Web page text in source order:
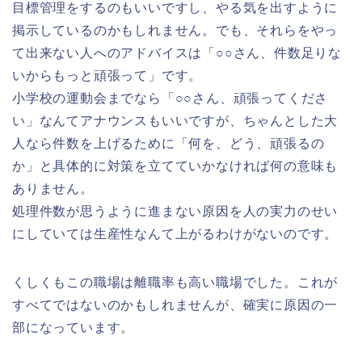
目標管理をするのもいいですし、やる気を出すように
掲示しているのかもしれません。でも、それらをやっ
て出来ない人へのアドバイスは「○○さん、件数足りな
いからもっと頑張って」です。
小学校の運動会までなら「○○さん、頑張ってくださ
い」なんてアナウンスもいいですが、ちゃんとした大
人なら件数を上げるために
「何を、どう、頑張るの
か」
と具体的に対策を立てていかなければ何の意味も
ありません。
処理件数が思うように進まない原因を人の実力のせい
にしていては生産性なんて上がるわけがないのです。
くしくもこの職場は離職率も高い職場でした。これが
すべてではないのかもしれませんが、確実に原因の一
部になっています。